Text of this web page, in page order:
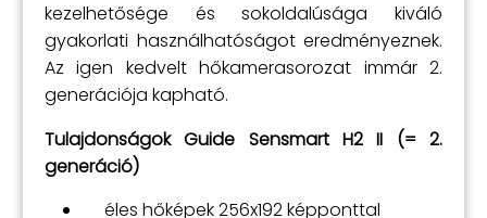
kezelhetősége és sokoldalúsága kiváló
gyakorlati használhatóságot eredményeznek.
Az igen kedvelt hőkamerasorozat immár 2.
generációja kapható.
Tulajdonságok Guide Sensmart H2 II (= 2.
generáció)
éles hőképek 256x192 képponttal